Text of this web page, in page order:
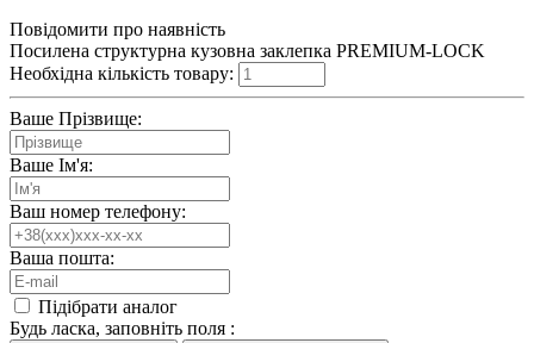
Повідомити про наявність
Посилена структурна кузовна заклепка PREMIUM-LOCK
Необхідна кількість товару:
Ваше Прізвище:
Ваше Ім'я:
Ваш номер телефону:
Ваша пошта:
Підібрати аналог
Будь ласка, заповніть поля :